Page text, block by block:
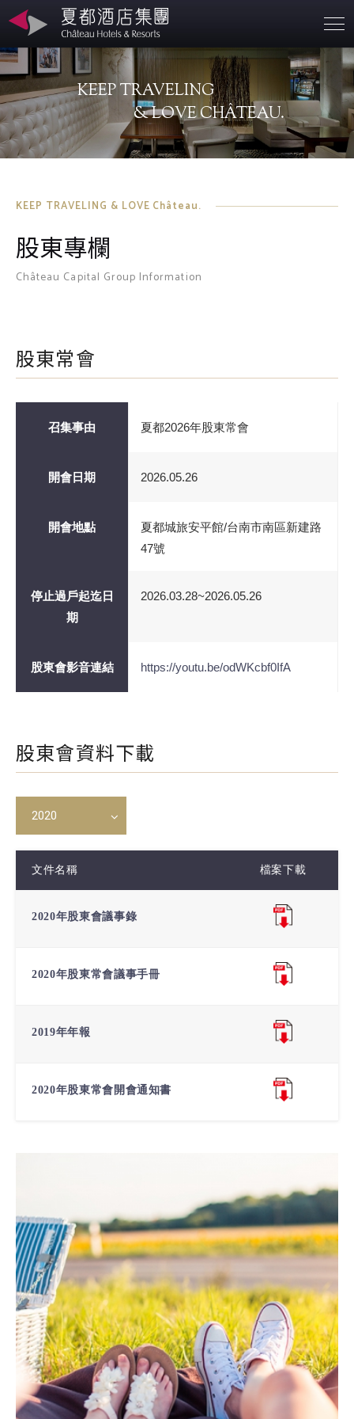
KEEP TRAVELING
& LOVE CHÂTEAU.
KEEP TRAVELING & LOVE Château.
股東專欄
Château Capital Group Information
股東常會
召集事由 夏都2026年股東常會
開會日期 2026.05.26
開會地點
夏都城旅安平館/台南市南區新建路
47號
停止過戶起迄日
期
2026.03.28~2026.05.26
股東會影音連結 https://youtu.be/odWKcbf0IfA
股東會資料下載
2020
文件名稱 檔案下載
2020年股東會議事錄
2020年股東常會議事手冊
2019年年報
2020年股東常會開會通知書
營業據點
關於夏都
永續發展
聯絡資訊
投資人專區